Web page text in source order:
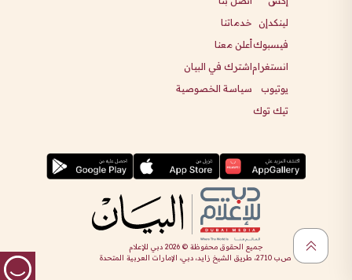
لينكدإن
فيسبوك
انستغرام
يوتيوب
تيك توك
خدماتنا
أعلن معنا
اشترك في البيان
سياسة الخصوصية
جميع الحقوق محفوظة ©2026 دبي للإعلام
ص.ب 2710، طريق الشيخ زايد، دبي، الإمارات العربية المتحدة